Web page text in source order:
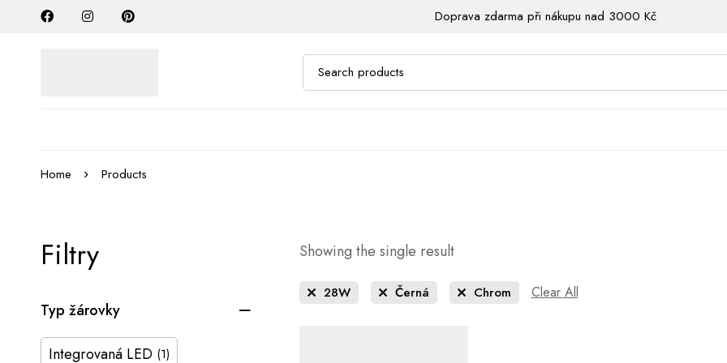
Doprava zdarma při nákupu nad 3000 Kč
Home Products
Filtry
Typ žárovky
Integrovaná LED (1)
Showing the single result
28W Černá Chrom Clear All